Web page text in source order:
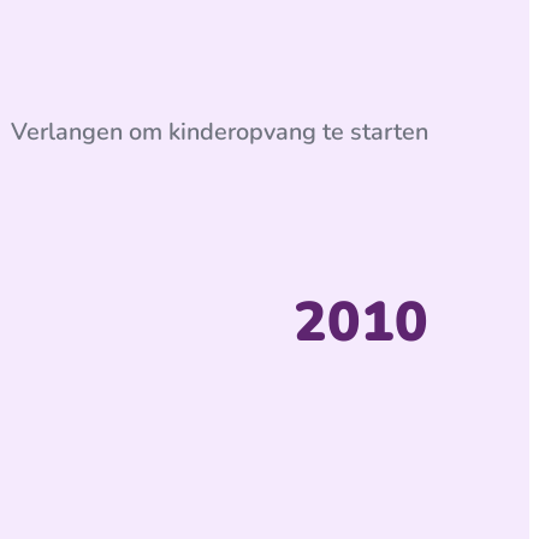
Verlangen om kinderopvang te starten
2010